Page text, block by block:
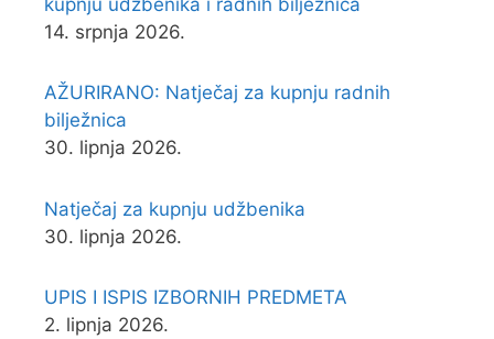
14. srpnja 2026.
AŽURIRANO: Natječaj za kupnju radnih
bilježnica
30. lipnja 2026.
Natječaj za kupnju udžbenika
30. lipnja 2026.
UPIS I ISPIS IZBORNIH PREDMETA
2. lipnja 2026.